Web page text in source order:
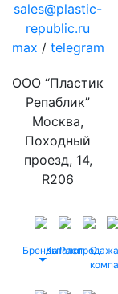
sales@plastic-
republic.ru
max / telegram
ООО “Пластик
Репаблик”
Москва,
Походный
проезд, 14,
R206
БрендыКаталог
Распродажа
О